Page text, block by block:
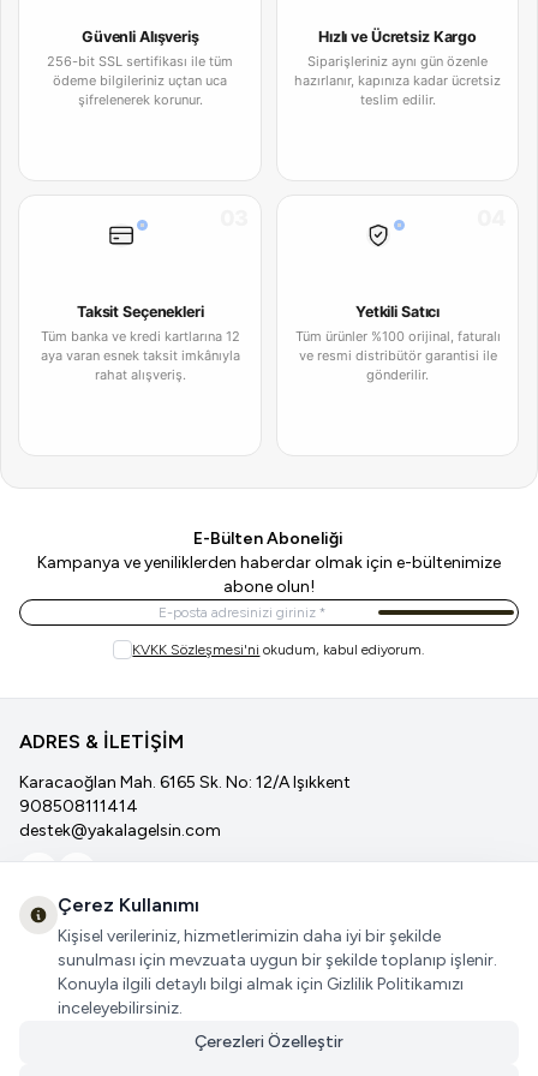
Güvenli Alışveriş
256-bit SSL sertifikası ile tüm
ödeme bilgileriniz uçtan uca
şifrelenerek korunur.
Hızlı ve Ücretsiz Kargo
Siparişleriniz aynı gün özenle
hazırlanır, kapınıza kadar ücretsiz
teslim edilir.
Taksit Seçenekleri
Tüm banka ve kredi kartlarına 12
aya varan esnek taksit imkânıyla
rahat alışveriş.
Yetkili Satıcı
Tüm ürünler %100 orijinal, faturalı
ve resmi distribütör garantisi ile
gönderilir.
E-Bülten Aboneliği
Kampanya ve yeniliklerden haberdar olmak için e-bültenimize
abone olun!
Kayıt Ol
KVKK Sözleşmesi'ni okudum, kabul ediyorum.
ADRES & İLETİŞİM
Karacaoğlan Mah. 6165 Sk. No: 12/A Işıkkent
908508111414
destek@yakalagelsin.com
Yakalagelsin
Popüler Kategorilerimiz
Önemli Bilgiler
Çerez Kullanımı
Kişisel verileriniz, hizmetlerimizin daha iyi bir şekilde
sunulması için mevzuata uygun bir şekilde toplanıp işlenir.
Konuyla ilgili detaylı bilgi almak için Gizlilik Politikamızı
inceleyebilirsiniz.
Çerezleri Özelleştir